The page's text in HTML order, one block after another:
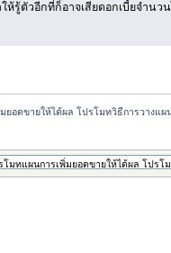
ห้รู้ตัวอีกที่ก็อาจเสียดอกเบี้ยจำนว
ยอดขายให้ได้ผล โปรโมทวิธีการวางแผ